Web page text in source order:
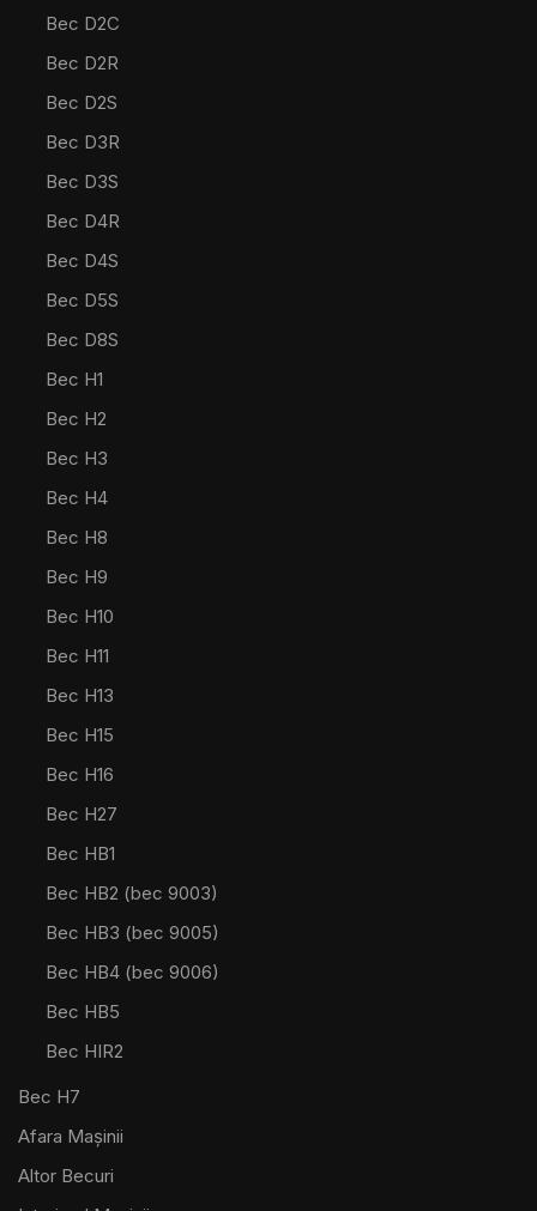
Bec D2C
Bec D2R
Bec D2S
Bec D3R
Bec D3S
Bec D4R
Bec D4S
Bec D5S
Bec D8S
Bec H1
Bec H2
Bec H3
Bec H4
Bec H8
Bec H9
Bec H10
Bec H11
Bec H13
Bec H15
Bec H16
Bec H27
Bec HB1
Bec HB2 (bec 9003)
Bec HB3 (bec 9005)
Bec HB4 (bec 9006)
Bec HB5
Bec HIR2
Bec H7
Afara Mașinii
Altor Becuri